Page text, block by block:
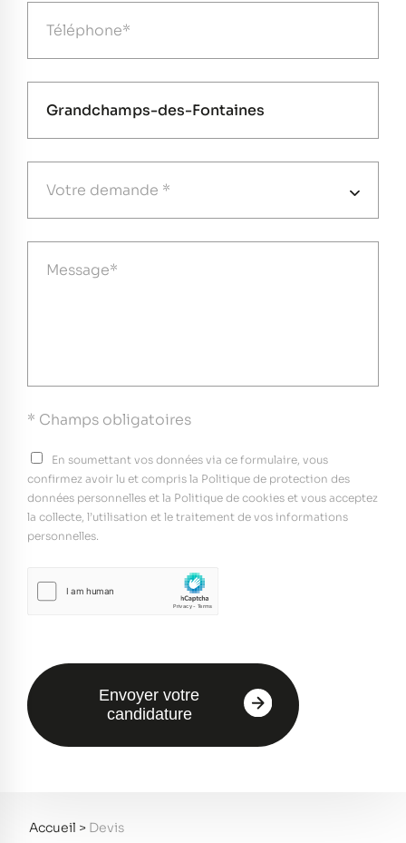
Accueil > Devis
* Champs obligatoires
En soumettant vos données via ce formulaire, vous
confirmez avoir lu et compris la Politique de protection des
données personnelles et la Politique de cookies et vous acceptez
la collecte, l’utilisation et le traitement de vos informations
personnelles.
Envoyer votre
candidature